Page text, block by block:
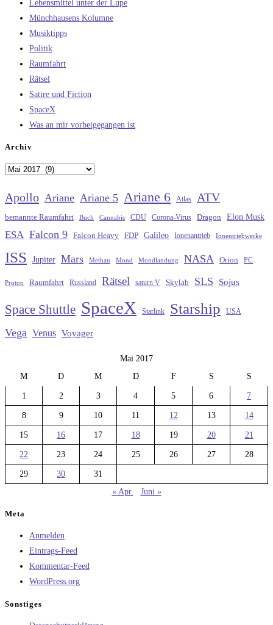
Lebensmittel unter der Lupe
Münchhausens Kolumne
Musiktipps
Politik
Raumfahrt
Rätsel
Satire und Fiction
SpaceX
Was an mir vorbeigegangen ist
Archiv
Archiv
Apollo Ariane Ariane 5 Ariane 6 Atlas ATV
bemannte Raumfahrt Buch Cannabis CDU Corona-Virus Dragon Elon Musk
ESA Falcon 9 Falcon Heavy FDP Galileo Ionenantrieb Ionentriebwerke
ISS Jupiter Mars Methan Mond Mondlandung NASA Orion PC
Proton Raumfahrt Russland Rätsel saturn V Skylab SLS Sojus
Space Shuttle SpaceX Starlink Starship USA
Vega Venus Voyager
Mai 2017
M
D M D F S S
1 2 3 4 5 6 7
8 9 10 11 12 13 14
15 16 17 18 19 20 21
22 23 24 25 26 27 28
29 30
31
« Apr.
Juni »
Meta
Anmelden
Eintrags-Feed
Kommentar-Feed
WordPress.org
Sonstiges